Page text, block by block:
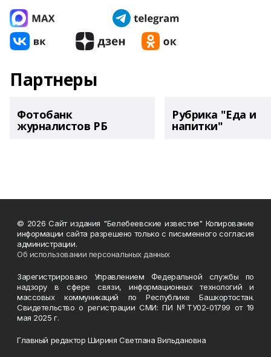
Партнеры
Фотобанк
журналистов РБ
Рубрика "Еда и
напитки"
© 2026 Сайт издания "Белебеевские известия" Копирование
информации сайта разрешено только с письменного согласия
администрации.
Об использовании персональных данных
Зарегистрировано Управлением Федеральной службы по
надзору в сфере связи, информационных технологий и
массовых коммуникаций по Республике Башкортостан.
Свидетельство о регистрации СМИ: ПИ №ТУ02-01799 от 19
мая 2025 г.
Главный редактор Шириня Светлана Вильдановна